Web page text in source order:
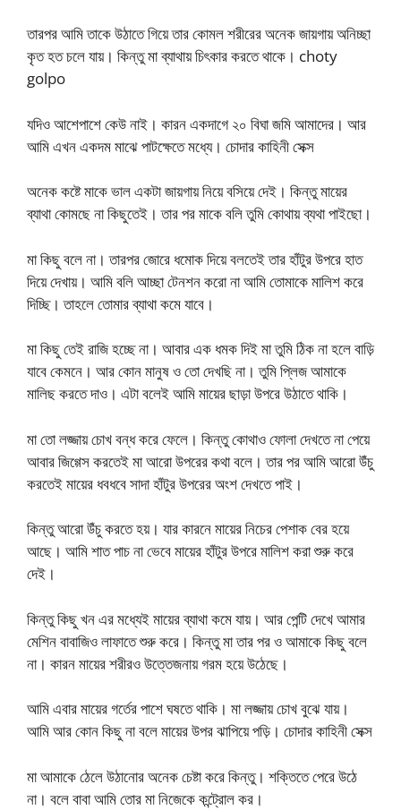
তারপর আমি তাকে উঠাতে গিয়ে তার কোমল শরীরের অনেক জায়গায় অনিচ্ছা
কৃত হত চলে যায়। কিন্তু মা ব্যাথায় চিৎকার করতে থাকে। choty
golpo
যদিও আশেপাশে কেউ নাই। কারন একদাগে ২০ বিঘা জমি আমাদের। আর
আমি এখন একদম মাঝে পাটক্ষেতে মধ্যে। চোদার কাহিনী সেক্স
অনেক কষ্টে মাকে ভাল একটা জায়গায় নিয়ে বসিয়ে দেই। কিন্তু মায়ের
ব্যাথা কোমছে না কিছুতেই। তার পর মাকে বলি তুমি কোথায় ব্যথা পাইছো।
মা কিছু বলে না। তারপর জোরে ধমোক দিয়ে বলতেই তার হাঁটুর উপরে হাত
দিয়ে দেখায়। আমি বলি আচ্ছা টেনশন করো না আমি তোমাকে মালিশ করে
দিচ্ছি। তাহলে তোমার ব্যাথা কমে যাবে।
মা কিছু তেই রাজি হচ্ছে না। আবার এক ধমক দিই মা তুমি ঠিক না হলে বাড়ি
যাবে কেমনে। আর কোন মানুষ ও তো দেখছি না। তুমি প্লিজ আমাকে
মালিছ করতে দাও। এটা বলেই আমি মায়ের ছাড়া উপরে উঠাতে থাকি।
মা তো লজ্জায় চোখ বন্ধ করে ফেলে। কিন্তু কোথাও ফোলা দেখতে না পেয়ে
আবার জিগ্গেস করতেই মা আরো উপরের কথা বলে। তার পর আমি আরো উঁচু
করতেই মায়ের ধবধবে সাদা হাঁটুর উপরের অংশ দেখতে পাই।
কিন্তু আরো উঁচু করতে হয়। যার কারনে মায়ের নিচের পেশাক বের হয়ে
আছে। আমি শাত পাচ না ভেবে মায়ের হাঁটুর উপরে মালিশ করা শুরু করে
দেই।
কিন্তু কিছু খন এর মধ্যেই মায়ের ব্যাথা কমে যায়। আর পেন্টি দেখে আমার
মেশিন বাবাজিও লাফাতে শুরু করে। কিন্তু মা তার পর ও আমাকে কিছু বলে
না। কারন মায়ের শরীরও উত্তেজনায় গরম হয়ে উঠেছে।
আমি এবার মায়ের গর্তের পাশে ঘষতে থাকি। মা লজ্জায় চোখ বুঝে যায়।
আমি আর কোন কিছু না বলে মায়ের উপর ঝাপিয়ে পড়ি। চোদার কাহিনী সেক্স
মা আমাকে ঠেলে উঠানোর অনেক চেষ্টা করে কিন্তু। শক্তিতে পেরে উঠে
না। বলে বাবা আমি তোর মা নিজেকে কন্ট্রোল কর।